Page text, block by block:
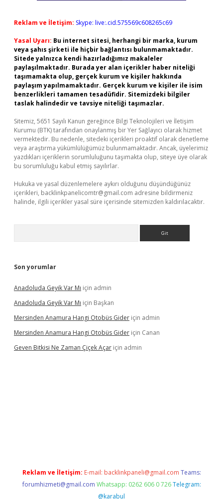
Reklam ve İletişim: Skype: live:.cid.575569c608265c69
Yasal Uyarı: Bu internet sitesi, herhangi bir marka, kurum
veya şahıs şirketi ile hiçbir bağlantısı bulunmamaktadır.
Sitede yalnızca kendi hazırladığımız makaleler
paylaşılmaktadır. Burada yer alan içerikler haber niteliği
taşımamakta olup, gerçek kurum ve kişiler hakkında
paylaşım yapılmamaktadır. Gerçek kurum ve kişiler ile isim
benzerlikleri tamamen tesadüfidir. Sitemizdeki bilgiler
taslak halindedir ve tavsiye niteliği taşımazlar.
Sitemiz, 5651 Sayılı Kanun gereğince Bilgi Teknolojileri ve İletişim
Kurumu (BTK) tarafından onaylanmış bir Yer Sağlayıcı olarak hizmet
vermektedir. Bu nedenle, sitedeki içerikleri proaktif olarak denetleme
veya araştırma yükümlülüğümüz bulunmamaktadır. Ancak, üyelerimiz
yazdıkları içeriklerin sorumluluğunu taşımakta olup, siteye üye olarak
bu sorumluluğu kabul etmiş sayılırlar.
Hukuka ve yasal düzenlemelere aykırı olduğunu düşündüğünüz
içerikleri, backlinkpanelicomtr@gmail.com adresine bildirmeniz
halinde, ilgili içerikler yasal süre içerisinde sitemizden kaldırılacaktır.
Son yorumlar
Anadoluda Geyik Var Mı için admin
Anadoluda Geyik Var Mı için Başkan
Mersinden Anamura Hangi Otobüs Gider için admin
Mersinden Anamura Hangi Otobüs Gider için Canan
Geven Bitkisi Ne Zaman Çiçek Açar için admin
Reklam ve İletişim: E-mail: backlinkpaneli@gmail.com Teams:
forumhizmeti@gmail.com Whatsapp: 0262 606 0 726 Telegram:
@karabul